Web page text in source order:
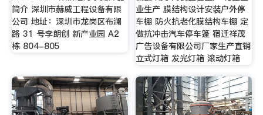
简介 深圳市赫威工程设备有限
公司 地址：深圳市龙岗区布澜
路 31 号李朗创 新产业园 A2
栋 804-805
业生产 膜结构设计安装户外停
车棚 防火抗老化膜结构车棚 定
做抗冲击汽车停车篷 宿迁祥茂
广告设备有限公司厂家生产直销
立式灯箱 发光灯箱 滚动灯箱